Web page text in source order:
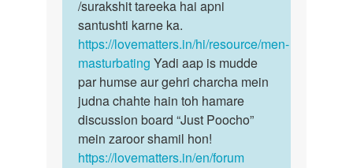
kar
sakte…
by
Dilip
baat…
/surakshit tareeka hai apni
santushti karne ka.
https://lovematters.in/hi/resource/men-
masturbating Yadi aap is mudde
par humse aur gehri charcha mein
judna chahte hain toh hamare
discussion board “Just Poocho”
mein zaroor shamil hon!
https://lovematters.in/en/forum